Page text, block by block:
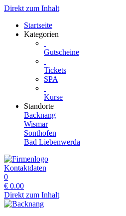
Direkt zum Inhalt
Startseite
Kategorien
Gutscheine
Tickets
SPA
Kurse
Standorte
Backnang
Wismar
Sonthofen
Bad Liebenwerda
Kontaktdaten
0
€ 0.00
Direkt zum Inhalt